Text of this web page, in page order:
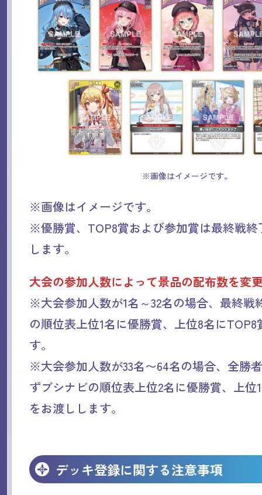
※画像はイメージです。
※画像はイメージです。
※優勝賞、TOP8賞および参加賞は最終戦終
します。
大会の参加人数によって景品の配布数を変
※大会参加人数が1名～32名の場合、最終戦
の順位表上位1名に優勝賞、上位8名に
す。
※大会参加人数が33名〜64名の場合、全勝
ずブシナビの順位表上位2名に優勝賞、上位
をお渡しします。
デッキ登録に関する注意事項